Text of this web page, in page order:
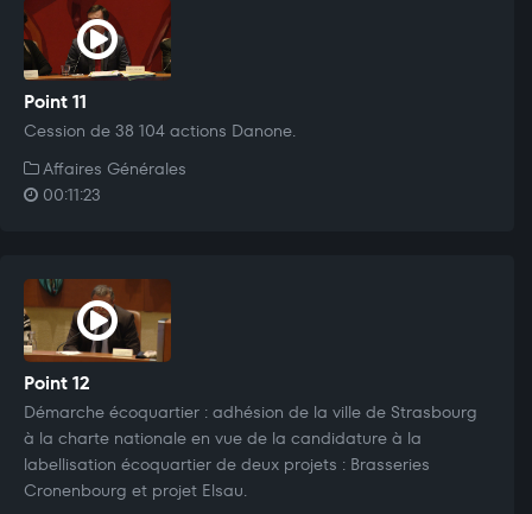
Point 11
Cession de 38 104 actions Danone.
Affaires Générales
00:11:23
Point 12
Démarche écoquartier : adhésion de la ville de Strasbourg
à la charte nationale en vue de la candidature à la
labellisation écoquartier de deux projets : Brasseries
Cronenbourg et projet Elsau.